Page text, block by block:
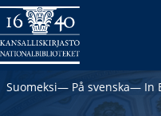
Suomeksi― På svenska― In